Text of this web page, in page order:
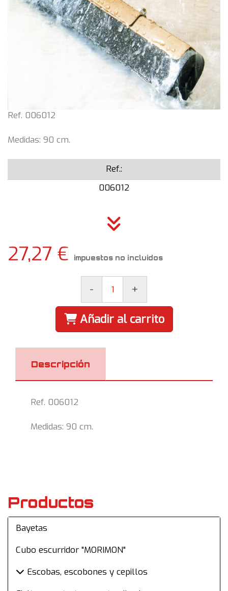
Ref. 006012
Medidas: 90 cm.
Ref.:
006012
27,27 € impuestos no incluidos
- +
Añadir al carrito
Descripción
Ref. 006012
Medidas: 90 cm.
Productos
Bayetas
Cubo escurridor "MORIMON"
Escobas, escobones y cepillos